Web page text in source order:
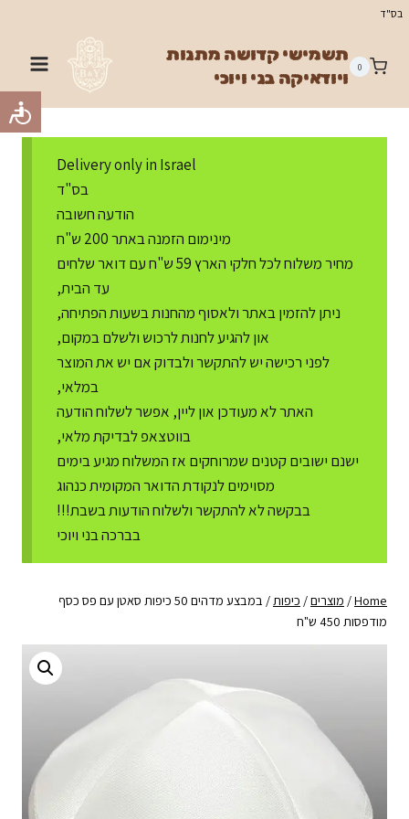
Skip
content
בס"ד
0
תשמישי קדושה מתנות
ויודאיקה בני ויוכי
Delivery only in Israel
בס"ד
הודעה חשובה
מינימום הזמנה באתר 200 ש"ח
מחיר משלוח לכל חלקי הארץ 59 ש"ח עם דואר שלחים
עד הבית,
ניתן להזמין באתר ולאסוף מהחנות בשעות הפתיחה,
און להגיע לחנות לרכוש ולשלם במקום,
לפני רכישה יש להתקשר ולבדוק אם יש את המוצר
במלאי,
האתר לא מעודכן און ליין, אפשר לשלוח הודעה
בווטצאפ לבדיקת מלאי,
ישנם ישובים קטנים שמרוחקים אז המשלוח מגיע בימים
מסוימים לנקודת הדואר המקומית כנהוג
בבקשה לא להתקשר ולשלוח הודעות בשבת!!!
בברכה בני ויוכי
Home
/ מוצרים/ כיפות /
במבצע מדהים 50 כיפות סאטן עם פס כסף
מודפסות 450 ש"ח